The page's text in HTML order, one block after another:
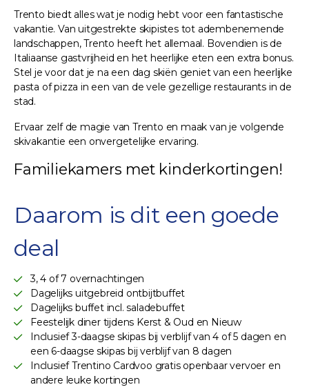
Trento biedt alles wat je nodig hebt voor een fantastische
vakantie. Van uitgestrekte skipistes tot adembenemende
landschappen, Trento heeft het allemaal. Bovendien is de
Italiaanse gastvrijheid en het heerlijke eten een extra bonus.
Stel je voor dat je na een dag skiën geniet van een heerlijke
pasta of pizza in een van de vele gezellige restaurants in de
stad.
Ervaar zelf de magie van Trento en maak van je volgende
skivakantie een onvergetelijke ervaring.
Familiekamers met kinderkortingen!
Daarom is dit een goede
deal
3, 4 of 7 overnachtingen
Dagelijks uitgebreid ontbijtbuffet
Dagelijks buffet incl. saladebuffet
Feestelijk diner tijdens Kerst & Oud en Nieuw
Inclusief 3-daagse skipas bij verblijf van 4 of 5 dagen en
een 6-daagse skipas bij verblijf van 8 dagen
Inclusief Trentino Cardvoo gratis openbaar vervoer en
andere leuke kortingen